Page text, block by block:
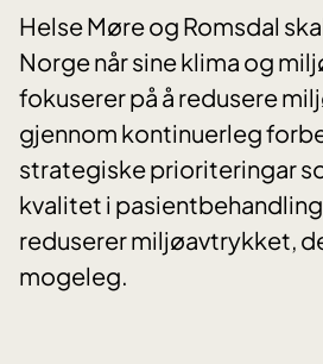
Helse Møre og Romsdal
Norge når sine klima og
fokuserer på å redusere
gjennom kontinuerleg
strategiske prioriteringar
kvalitet i
reduserer miljøavtrykket,
mogeleg.